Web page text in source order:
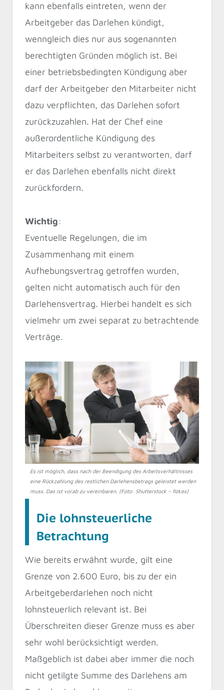
kann ebenfalls eintreten, wenn der
Arbeitgeber das Darlehen kündigt,
wenngleich dies nur aus sogenannten
berechtigten Gründen möglich ist. Bei
einer betriebsbedingten Kündigung aber
darf der Arbeitgeber den Mitarbeiter nicht
dazu verpflichten, das Darlehen sofort
zurückzuzahlen. Hat der Chef eine
außerordentliche Kündigung des
Mitarbeiters selbst zu verantworten, darf
er das Darlehen ebenfalls nicht direkt
zurückfordern.
Wichtig:
Eventuelle Regelungen, die im
Zusammenhang mit einem
Aufhebungsvertrag getroffen wurden,
gelten nicht automatisch auch für den
Darlehensvertrag. Hierbei handelt es sich
vielmehr um zwei separat zu betrachtende
Verträge.
Es ist möglich, dass nach der Beendigung des Arbeitsverhältnisses
eine Rückzahlung des restlichen Darlehensbetrags geleistet werden
muss. Das ist vorab zu vereinbaren. (Foto: Shutterstock – fizkes)
Die lohnsteuerliche
Betrachtung
Wie bereits erwähnt wurde, gilt eine
Grenze von 2.600 Euro, bis zu der ein
Arbeitgeberdarlehen noch nicht
lohnsteuerlich relevant ist. Bei
Überschreiten dieser Grenze muss es aber
sehr wohl berücksichtigt werden.
Maßgeblich ist dabei aber immer die noch
nicht getilgte Summe des Darlehens am